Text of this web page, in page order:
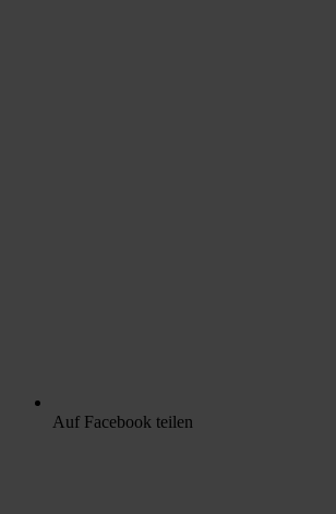
Auf Facebook teilen